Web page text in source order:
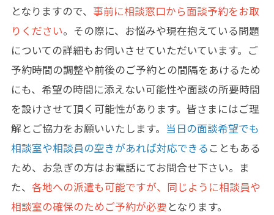
となりますので、 事前に相談窓口から面談予約をお取
りください。その際に、お悩みや現在抱えている問題
についての詳細もお伺いさせていただいています。ご
予約時間の調整や前後のご予約との間隔をあけるため
にも、希望の時間に添えない可能性や面談の所要時間
を設けさせて頂く可能性があります。皆さまにはご理
解とご協力をお願いいたします。 当日の面談希望でも
相談室や相談員の空きがあれば対応できる こともある
ため、お急ぎの方はお電話にてお問合せ下さい。ま
た、 各地への派遣も可能ですが、同じように相談員や
相談室の確保のためご予約が必要となります。